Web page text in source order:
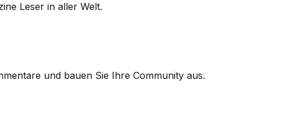
Leser in aller Welt.
und bauen Sie Ihre Community aus.